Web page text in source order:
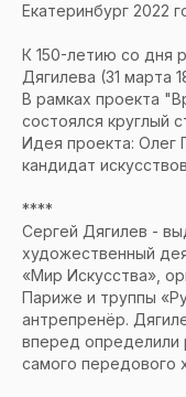
Екатеринбург 2022
К 150-летию со дня
Дягилева (31 марта
В рамках проекта
состоялся круглый
Идея проекта: Олег
кандидат
****
Сергей Дягилев -
художественный
«Мир Искусства»,
Париже и труппы
антрепренёр.
вперед определили
самого передового